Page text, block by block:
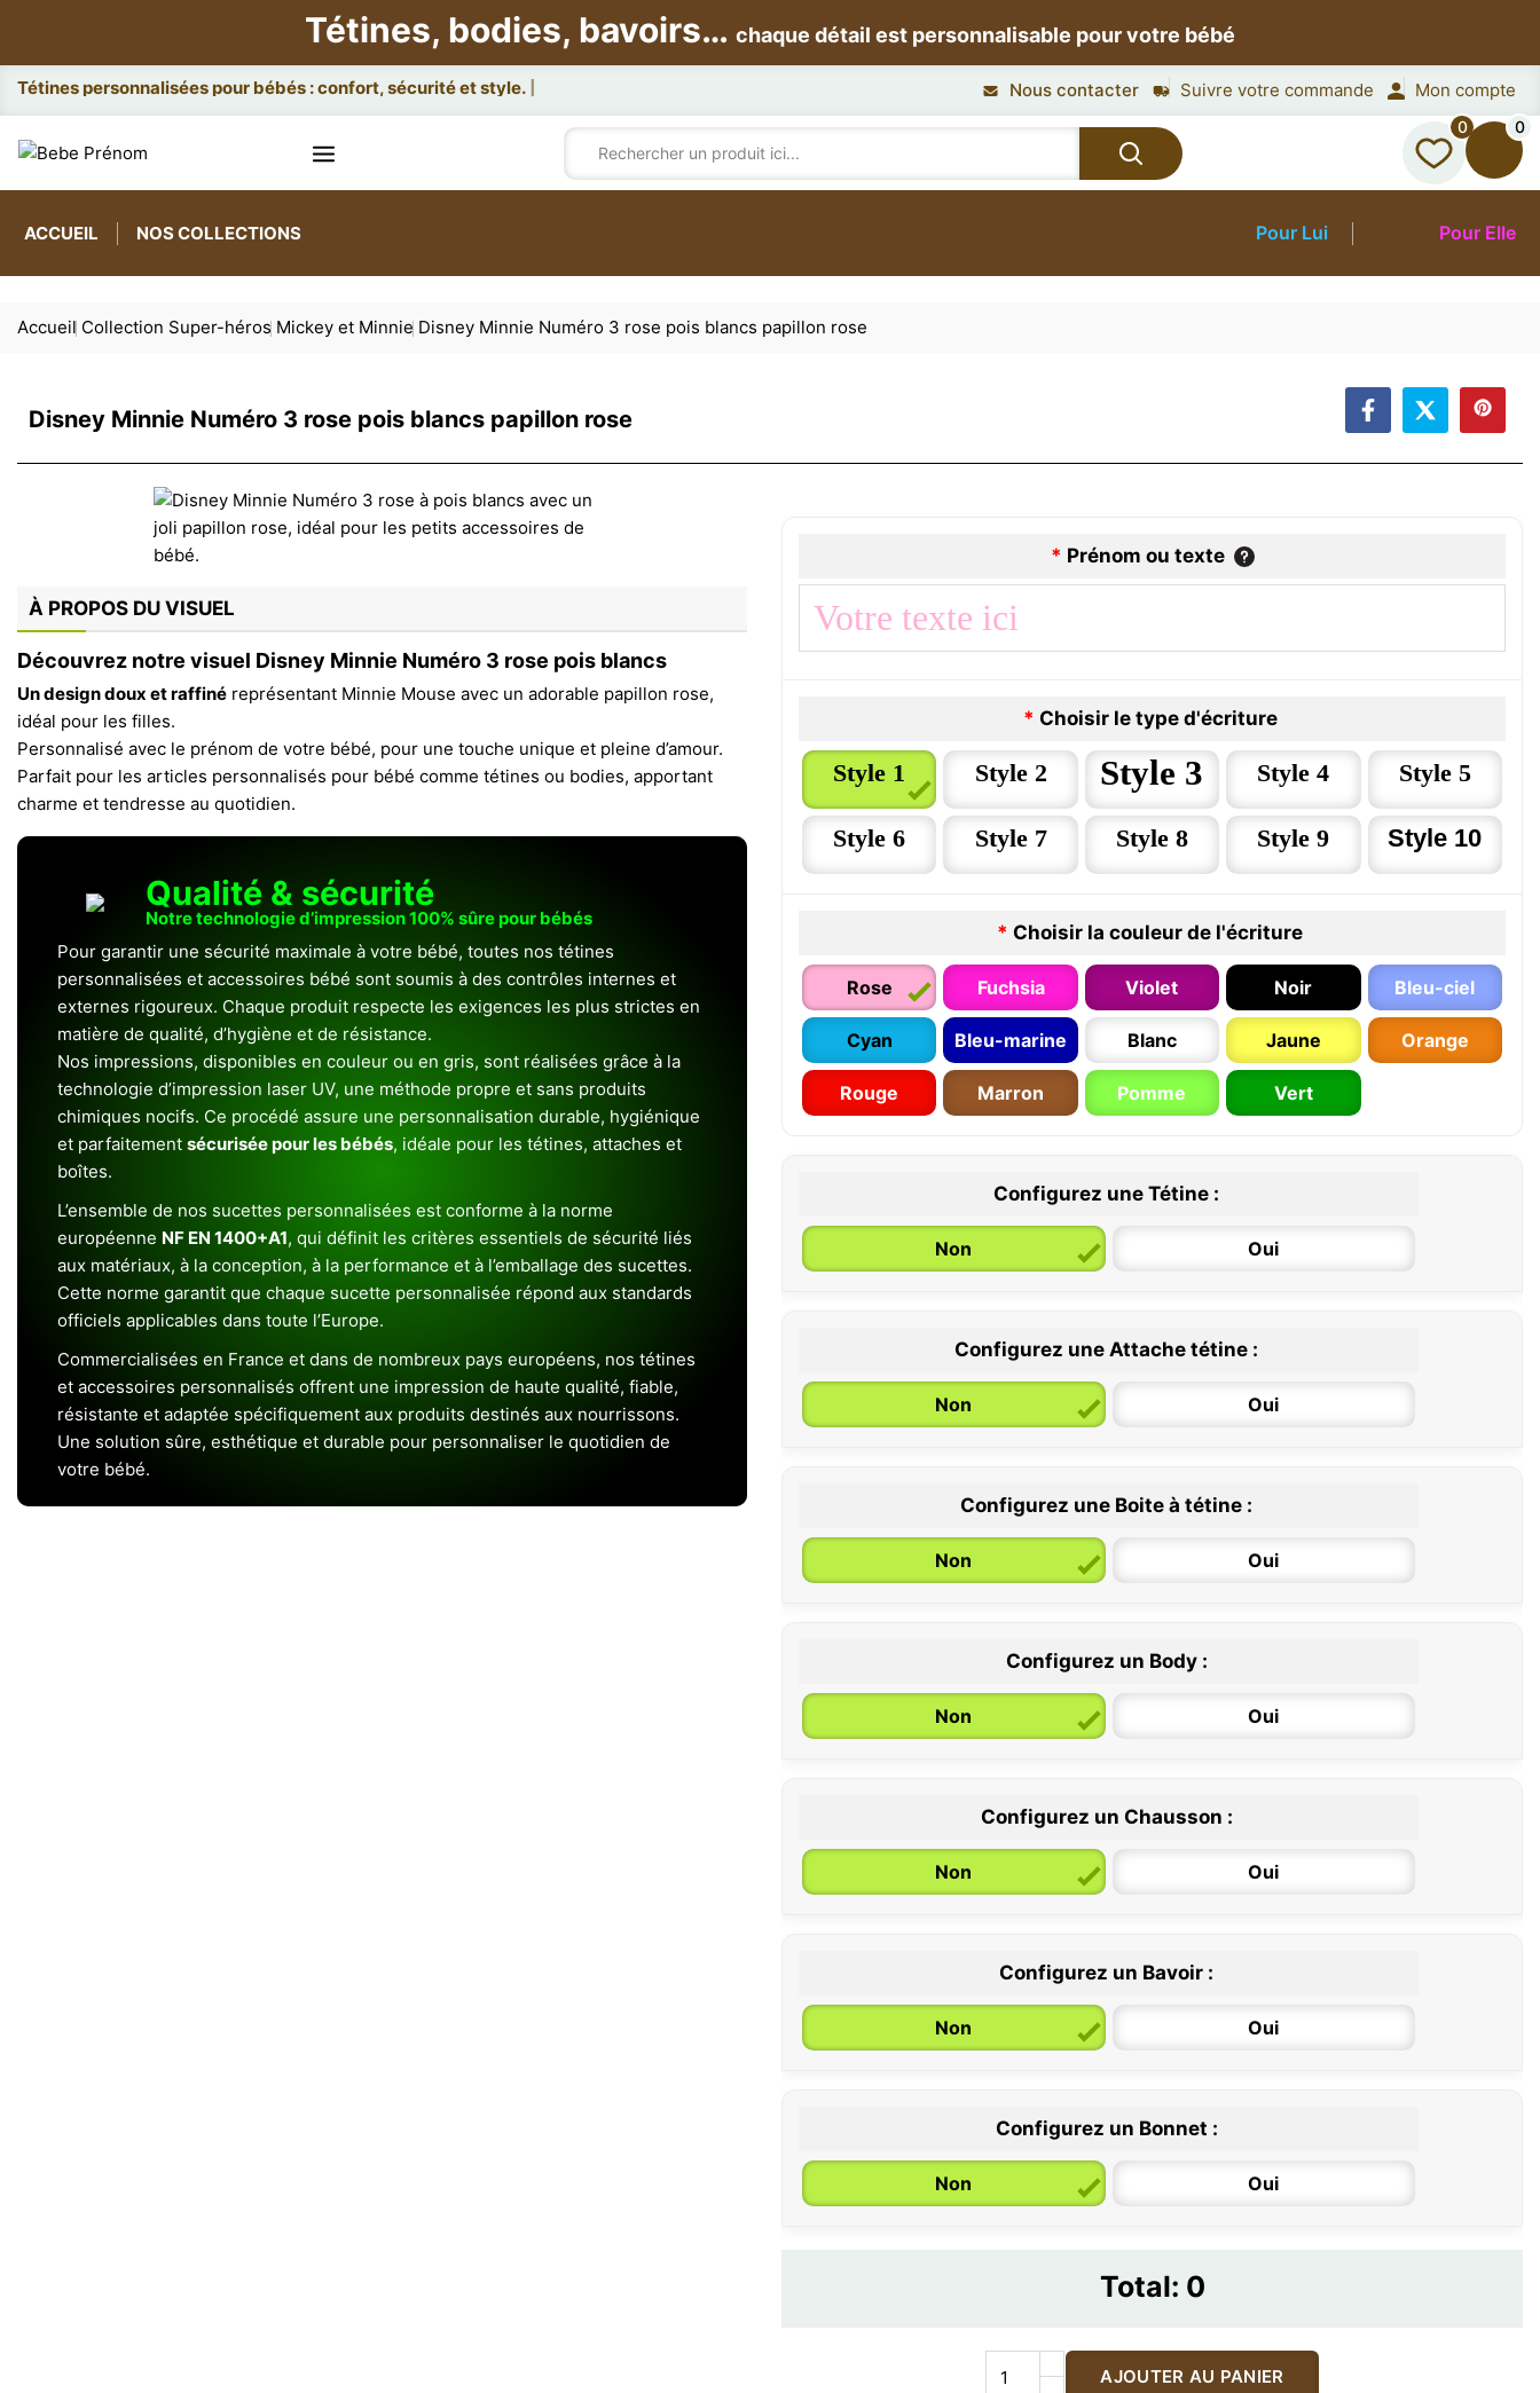
Tétines, bodies, bavoirs… chaque détail est personnalisable pour votre bébé
Attaches Nous contacter Suivre votre commande Mon compte
0 0
ACCUEIL NOS COLLECTIONS Pour Lui Pour Elle
Accueil Collection Super-héros Mickey et Minnie Disney Minnie Numéro 3 rose pois blancs papillon rose
Disney Minnie Numéro 3 rose pois blancs papillon rose
À PROPOS DU VISUEL
Découvrez notre visuel Disney Minnie Numéro 3 rose pois blancs
Un design doux et raffiné représentant Minnie Mouse avec un adorable papillon rose,
idéal pour les filles.
Personnalisé avec le prénom de votre bébé, pour une touche unique et pleine d’amour.
Parfait pour les articles personnalisés pour bébé comme tétines ou bodies, apportant
charme et tendresse au quotidien.
Qualité & sécurité
Notre technologie d’impression 100% sûre pour bébés
Pour garantir une sécurité maximale à votre bébé, toutes nos tétines
personnalisées et accessoires bébé sont soumis à des contrôles internes et
externes rigoureux. Chaque produit respecte les exigences les plus strictes en
matière de qualité, d’hygiène et de résistance.
Nos impressions, disponibles en couleur ou en gris, sont réalisées grâce à la
technologie d’impression laser UV, une méthode propre et sans produits
chimiques nocifs. Ce procédé assure une personnalisation durable, hygiénique
et parfaitement sécurisée pour les bébés, idéale pour les tétines, attaches et
boîtes.
L’ensemble de nos sucettes personnalisées est conforme à la norme
européenne NF EN 1400+A1, qui définit les critères essentiels de sécurité liés
aux matériaux, à la conception, à la performance et à l’emballage des sucettes.
Cette norme garantit que chaque sucette personnalisée répond aux standards
officiels applicables dans toute l’Europe.
Commercialisées en France et dans de nombreux pays européens, nos tétines
et accessoires personnalisés offrent une impression de haute qualité, fiable,
résistante et adaptée spécifiquement aux produits destinés aux nourrissons.
Une solution sûre, esthétique et durable pour personnaliser le quotidien de
votre bébé.
* Prénom ou texte
* Choisir le type d'écriture
Style 1 Style 2 Style 3 Style 4 Style 5
Style 6 Style 7 Style 8 Style 9 Style 10
* Choisir la couleur de l'écriture
Rose Fuchsia Violet Noir Bleu-ciel
Cyan Bleu-marine Blanc Jaune Orange
Rouge Marron Pomme Vert
Configurez une Tétine :
Non Oui
0 / 6 mois
Configurez une Attache tétine :
Non Oui
Configurez une Boite à tétine :
Non Oui
Configurez un Body :
Non Oui
6 / 12 mois
Configurez un Chausson :
Non Oui
Configurez un Bavoir :
Non Oui
Configurez un Bonnet :
Non Oui
Total: 0
AJOUTER AU PANIER